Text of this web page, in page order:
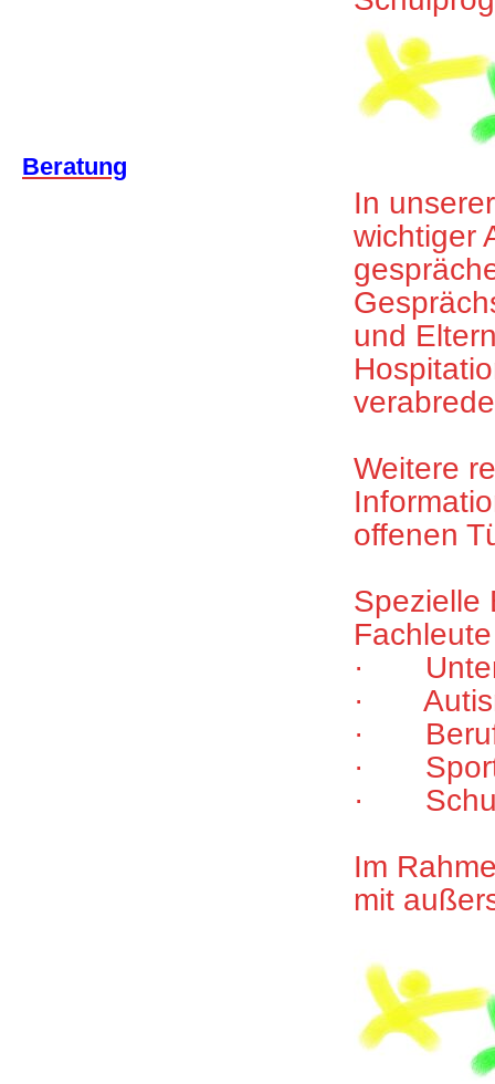
Beratung
In
wichtiger
und
Weitere
offenen
Spezielle
·
·
·
·
·
Im
mit